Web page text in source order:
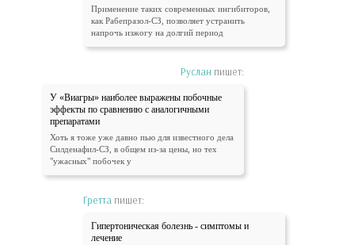
Применение таких современных ингибиторов,
как Рабепразол-СЗ, позволяет устранить
напрочь изжогу на долгий период
Руслан пишет:
У «Виагры» наиболее выражены побочные
эффекты по сравнению с аналогичными
препаратами
Хоть я тоже уже давно пью для известного дела
Силденафил-СЗ, в общем из-за цены, но тех
"ужасных" побочек у
Гретта пишет:
Гипертоническая болезнь - симптомы и
лечение